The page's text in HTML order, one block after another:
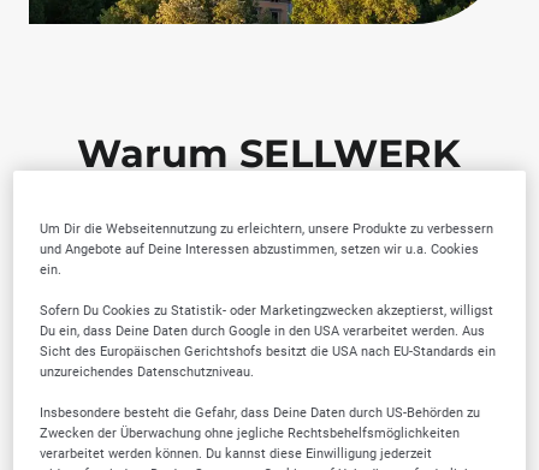
Warum SELLWERK
Um Dir die Webseitennutzung zu erleichtern, unsere Produkte zu verbessern
und Angebote auf Deine Interessen abzustimmen, setzen wir u.a. Cookies
ein.
Sofern Du Cookies zu Statistik- oder Marketingzwecken akzeptierst, willigst
Du ein, dass Deine Daten durch Google in den USA verarbeitet werden. Aus
Sicht des Europäischen Gerichtshofs besitzt die USA nach EU-Standards ein
unzureichendes Datenschutzniveau.
Insbesondere besteht die Gefahr, dass Deine Daten durch US-Behörden zu
Zwecken der Überwachung ohne jegliche Rechtsbehelfsmöglichkeiten
verarbeitet werden können. Du kannst diese Einwilligung jederzeit